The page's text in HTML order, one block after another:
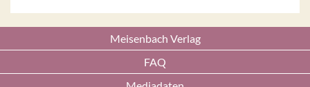
Meisenbach Verlag
FAQ